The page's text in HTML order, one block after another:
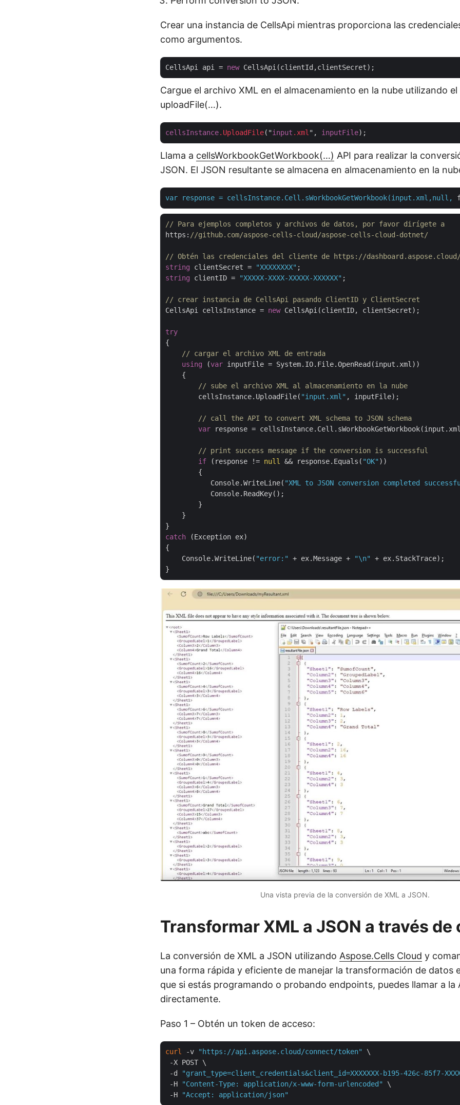
Crear una instancia de CellsApi mientras proporciona las
como argumentos.
CellsApi api = new
Cargue el archivo XML en el almacenamiento en la nube utilizando
uploadFile(…).
cellsInstance.UploadFile("input .xml ", inputFile
Llama a cellsWorkbookGetWorkbook(…) API para realizar la
JSON. El JSON resultante se almacena en almacenamiento en la
var response = cellsInstance.Cell.sWorkbookGetWorkbook(input.xml,null,
// Para ejemplos completos y archivos de datos, por favor dirígete a
https: //github.com/aspose-cells-cloud/aspose-cells-cloud-dotnet/
// Obtén las credenciales del cliente de https://dashboard.aspose.cloud/
string clientSecret = "XXXXXXXX"
string clientID = "XXXXX-XXXX-XXXXX-XXXXXX" ;
// crear instancia de CellsApi pasando ClientID y ClientSecret
CellsApi cellsInstance = new CellsApi(clientID, clientSecret);
try
{
// cargar el archivo XML de entrada
using (var inputFile = System.IO.File.OpenRead(input.xml))
    {
// sube el archivo XML al almacenamiento en la nube
        cellsInstance.UploadFile(
"input.xml" , inputFile);
// call the API to convert XML schema to JSON schema
var response =
// print success message if the conversion is successful
if (response != null && response.Equals( "OK" ))
        {
           Console.WriteLine(
"XML to JSON conversion completed
           Console.ReadKey();
        }
    }
catch (Exception ex)
{
    Console.WriteLine(
"error:" + ex.Message + "\n"
+ ex.StackTrace);
Una vista previa de la conversión de XML a JSON.
Transformar XML a JSON a través de
La conversión de XML a JSON utilizando Aspose.Cells Cloud y
una forma rápida y eficiente de manejar la transformación de datos
que si estás programando o probando endpoints, puedes llamar a la
directamente.
Paso 1 – Obtén un token de acceso:
curl -v "https://api.aspose.cloud/connect/token"
\
-X POST \
-d
"grant_type=client_credentials&client_id=XXXXXXX-b195-426c-85f7-
-H
"Content-Type: application/x-www-form-urlencoded"
\
-H
"Accept: application/json"